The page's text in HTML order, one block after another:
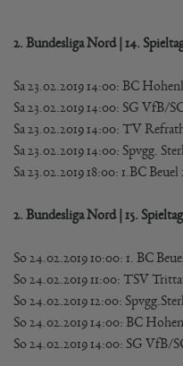
2. Bundesliga Nord | 14.
Sa 23.02.2019 14:00: BC
Sa 23.02.2019 14:00: SG VfB/
Sa 23.02.2019 14:00: TV
Sa 23.02.2019 14:00: Spvgg.
Sa 23.02.2019 18:00: 1.BC
2. Bundesliga Nord | 15.
So 24.02.2019 10:00: 1. BC
So 24.02.2019 11:00: TSV
So 24.02.2019 12:00:
So 24.02.2019 14:00: BC
So 24.02.2019 14:00: SG VfB/